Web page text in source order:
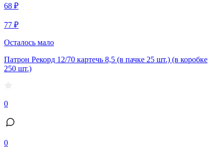
68 ₽
77 ₽
Осталось мало
Патрон Рекорд 12/70 картечь 8,5 (в пачке 25 шт.) (в коробке
250 шт.)
0
0